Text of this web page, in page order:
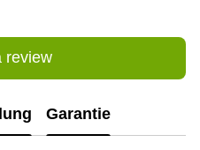
review
Garantie